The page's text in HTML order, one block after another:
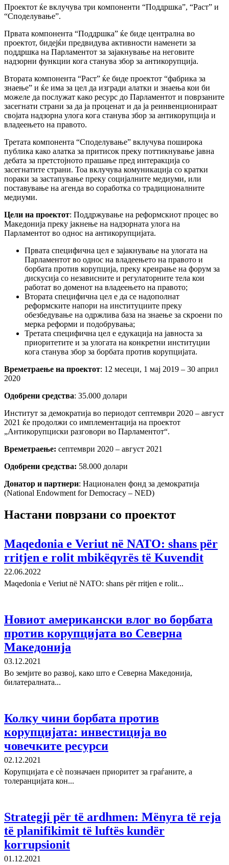
Проектот ќе вклучува три компоненти “Поддршка”, “Раст” и
“Споделување”.
Првата компонента “Поддршка” ќе биде централна во
проектот, бидејќи предвидува активности наменети за
поддршка на Парламентот за зајакнување на неговите
надзорни функции кога станува збор за антикорупција.
Втората компонента “Раст” ќе биде проектот “фабрика за
знаење” и ќе има за цел да изгради алатки и знаења кои би
можеле да послужат како ресурс до Парламентот и поврзаните
засегнати страни за да ја проценат и да ја реинвенционираат
својата надзорна улога кога станува збор за антикорупција и
владеењето на правото.
Третата компонента “Споделување” вклучува поширока
публика како алатка за притисок преку поттикнување јавна
дебата за претстојното прашање пред интеракција со
засегнатите страни. Тоа вклучува комуникација со кратки
пораки за застапување преку социјалните медиуми, или
поставување на агенда во соработка со традиционалните
медиуми.
Цели на проектот: Поддржување на реформскиот процес во
Македонија преку јакнење на надзорната улога на
Парламентот во однос на антикорупцијата.
Првата специфична цел е зајакнување на улогата на
Парламентот во однос на владеењето на правото и
борбата против корупција, преку креирање на форум за
дискусија со независните и регулаторните тела кои
работат во доменот на владеењето на правото;
Втората специфична цел е да се надополнат
реформските напори на институциите преку
обезбедување на одржлива база на знаење за скроени по
мерка реформи и подобрувања;
Третата специфична цел е едукација на јавноста за
приоритетите и за улогата на конкретни институции
кога станува збор за борбата против корупцијата.
Времетраење на проектот: 12 месеци, 1 мај 2019 – 30 април
2020
Одобрени средства: 35.000 долари
Институт за демократија во периодот септември 2020 – август
2021 ќе продолжи со имплементација на проектот
„Антикорупциски разговори во Парламентот“.
Времетраење: септември 2020 – август 2021
Одобрени средства: 58.000 долари
Донатор и партнери: Национален фонд за демократија
(National Endowment for Democracy – NED)
Настани поврзани со проектот
Maqedonia e Veriut në NATO: shans për
rritjen e rolit mbikëqyrës të Kuvendit
22.06.2022
Maqedonia e Veriut në NATO: shans për rritjen e rolit...
Новиот американски влог во борбата
против корупцијата во Северна
Македонија
03.12.2021
Во земјите во развој, како што е Северна Македонија,
билатералната...
Колку чини борбата против
корупцијата: инвестиција во
човечките ресурси
02.12.2021
Корупцијата е сè позначаен приоритет за граѓаните, а
толеранцијата кон...
Strategji për të ardhmen: Mënyra të reja
të planifikimit të luftës kundër
korrupsionit
01.12.2021